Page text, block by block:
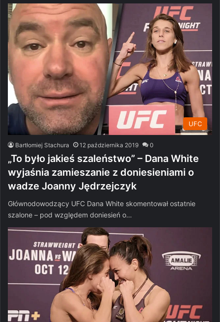
UFC
Bartłomiej Stachura 12 października 2019 0
„To było jakieś szaleństwo” – Dana White
wyjaśnia zamieszanie z doniesieniami o
wadze Joanny Jędrzejczyk
Głównodowodzący UFC Dana White skomentował ostatnie
szalone – pod względem doniesień o…